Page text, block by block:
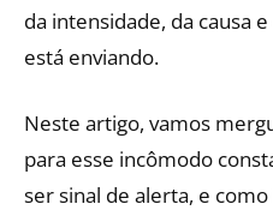
da intensidade, da causa
está enviando.
Neste artigo, vamos
para esse incômodo
ser sinal de alerta, e